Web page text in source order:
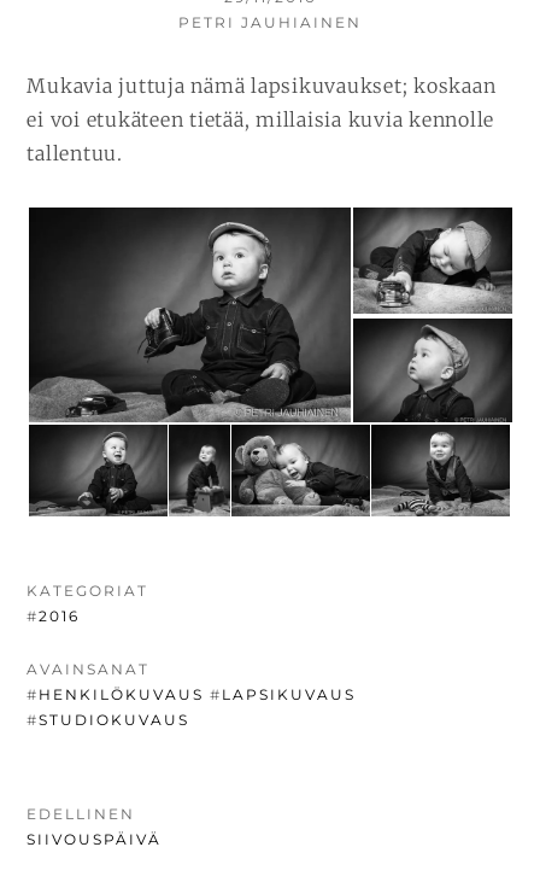
KIRJOITTAJA
PETRI JAUHIAINEN
Mukavia juttuja nämä lapsikuvaukset; koskaan
ei voi etukäteen tietää, millaisia kuvia kennolle
tallentuu.
KATEGORIAT
#2016
AVAINSANAT
# HENKILÖKUVAUS # LAPSIKUVAUS
#STUDIOKUVAUS
ARTIKKELIEN
SELAUS
EDELLINEN
EDELLINEN
SIIVOUSPÄIVÄ